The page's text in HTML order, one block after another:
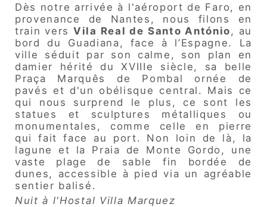
Dès notre arrivée à l'aéroport de Faro, en
provenance de Nantes, nous filons en
train versVila Real de Santo António , au
bord du Guadiana, face à l’Espagne. La
ville séduit par son calme, son plan en
damier hérité du XVIIIe siècle, sa belle
Praça Marquês de Pombal ornée de
pavés et d'un obélisque central. Mais ce
qui nous surprend le plus, ce sont les
statues et sculptures métalliques ou
monumentales, comme celle en pierre
qui fait face au port. Non loin de là, la
lagune et la Praia de Monte Gordo, une
vaste plage de sable fin bordée de
dunes, accessible à pied via un agréable
sentier balisé.
Nuit à l'Hostal Villa Marquez